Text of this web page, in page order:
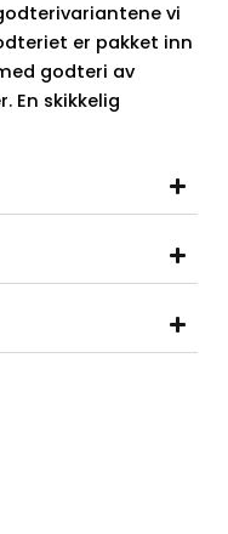
vi
er pakket inn
godteri av
En skikkelig